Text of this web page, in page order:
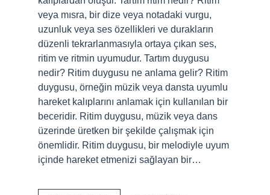
veya mısra, bir dize veya notadaki vurgu,
uzunluk veya ses özellikleri ve durakların
düzenli tekrarlanmasıyla ortaya çıkan ses,
ritim ve ritmin uyumudur. Tartım duygusu
nedir? Ritim duygusu ne anlama gelir? Ritim
duygusu, örneğin müzik veya dansta uyumlu
hareket kalıplarını anlamak için kullanılan bir
beceridir. Ritim duygusu, müzik veya dans
üzerinde üretken bir şekilde çalışmak için
önemlidir. Ritim duygusu, bir melodiyle uyum
içinde hareket etmenizi sağlayan bir…